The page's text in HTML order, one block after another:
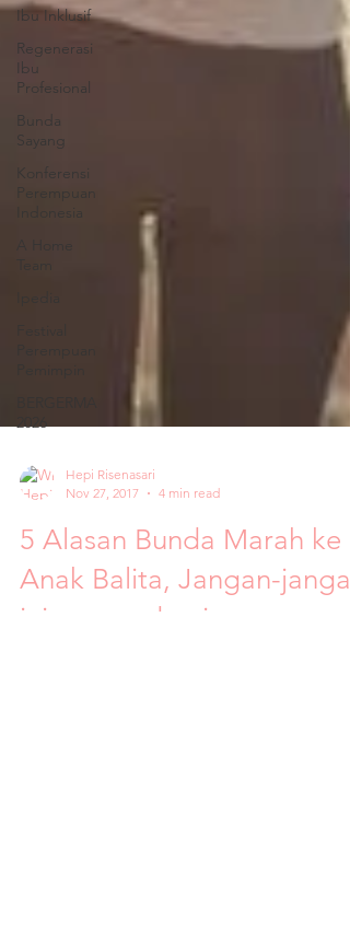
Ibu Inklusif
Regenerasi
Ibu
Profesional
Bunda
Sayang
Konferensi
Perempuan
Indonesia
2026
Nov 27, 2017
4 min read
5 Alasan Bunda Marah ke
Anak Balita, Jangan-jangan